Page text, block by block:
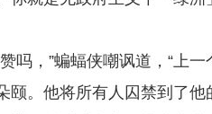
吗，”蝙蝠侠嘲讽道，“上
。他将所有人囚禁到了他